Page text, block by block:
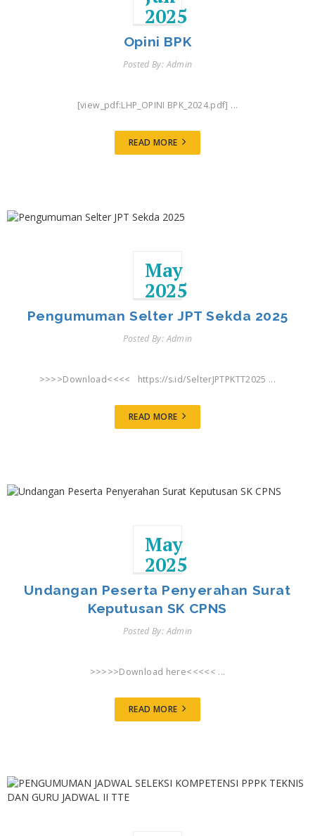
2025
Opini BPK
Posted By: Admin
[view_pdf:LHP_OPINI BPK_2024.pdf] ...
READ MORE
May
2025
Pengumuman Selter JPT Sekda 2025
Posted By: Admin
>>>>Download<<<< https://s.id/SelterJPTPKTT2025 ...
READ MORE
May
2025
Undangan Peserta Penyerahan Surat
Keputusan SK CPNS
Posted By: Admin
>>>>>Download here<<<<< ...
READ MORE